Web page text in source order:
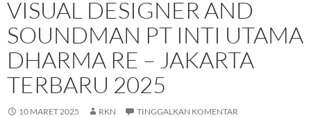
VISUAL DESIGNER AND
SOUNDMAN PT INTI UTAMA
DHARMA RE – JAKARTA
TERBARU 2025
10 MARET 2025 RKN TINGGALKAN KOMENTAR